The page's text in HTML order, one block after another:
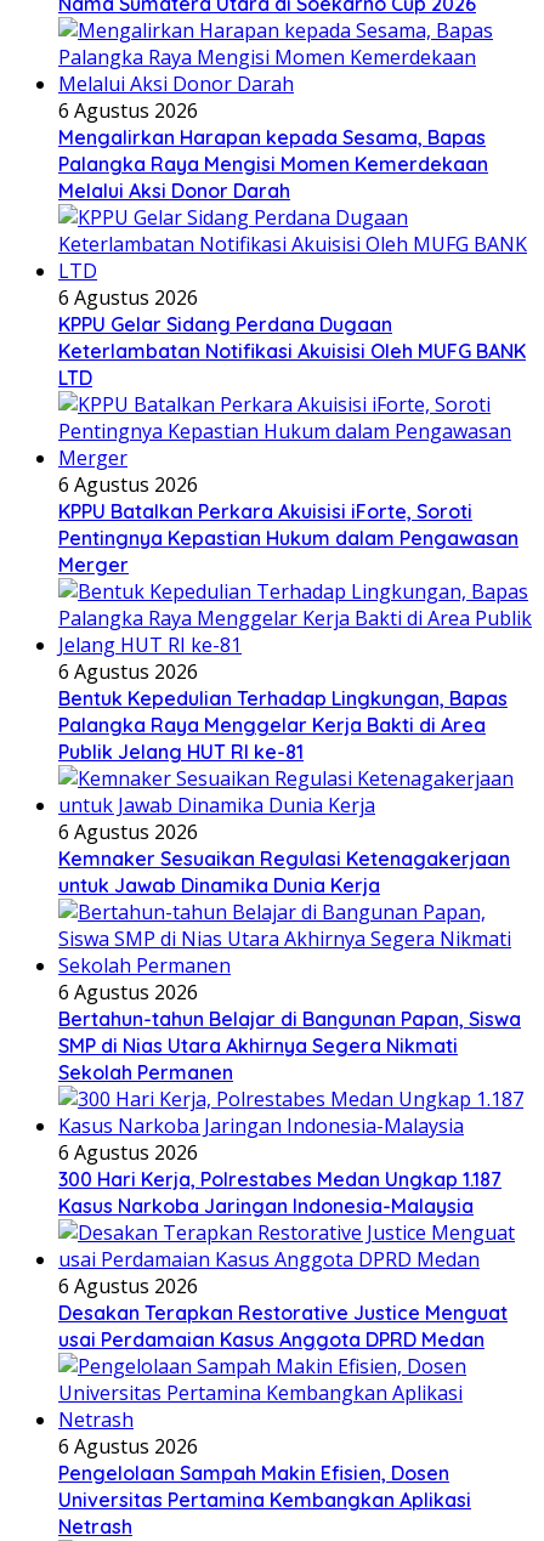
6 Agustus 2026
Mengalirkan Harapan kepada Sesama, Bapas
Palangka Raya Mengisi Momen Kemerdekaan
Melalui Aksi Donor Darah
6 Agustus 2026
KPPU Gelar Sidang Perdana Dugaan
Keterlambatan Notifikasi Akuisisi Oleh MUFG BANK
LTD
6 Agustus 2026
KPPU Batalkan Perkara Akuisisi iForte, Soroti
Pentingnya Kepastian Hukum dalam Pengawasan
Merger
6 Agustus 2026
Bentuk Kepedulian Terhadap Lingkungan, Bapas
Palangka Raya Menggelar Kerja Bakti di Area
Publik Jelang HUT RI ke-81
6 Agustus 2026
Kemnaker Sesuaikan Regulasi Ketenagakerjaan
untuk Jawab Dinamika Dunia Kerja
6 Agustus 2026
Bertahun-tahun Belajar di Bangunan Papan, Siswa
SMP di Nias Utara Akhirnya Segera Nikmati
Sekolah Permanen
6 Agustus 2026
300 Hari Kerja, Polrestabes Medan Ungkap 1.187
Kasus Narkoba Jaringan Indonesia-Malaysia
6 Agustus 2026
Desakan Terapkan Restorative Justice Menguat
usai Perdamaian Kasus Anggota DPRD Medan
6 Agustus 2026
Pengelolaan Sampah Makin Efisien, Dosen
Universitas Pertamina Kembangkan Aplikasi
Netrash